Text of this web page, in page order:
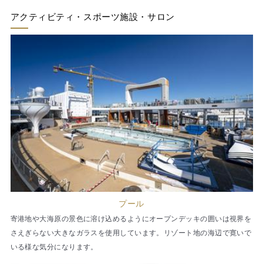
アクティビティ・スポーツ施設・サロン
プール
寄港地や大海原の景色に溶け込めるようにオープンデッキの囲いは視界を
さえぎらない大きなガラスを使用しています。リゾート地の海辺で寛いで
いる様な気分になります。